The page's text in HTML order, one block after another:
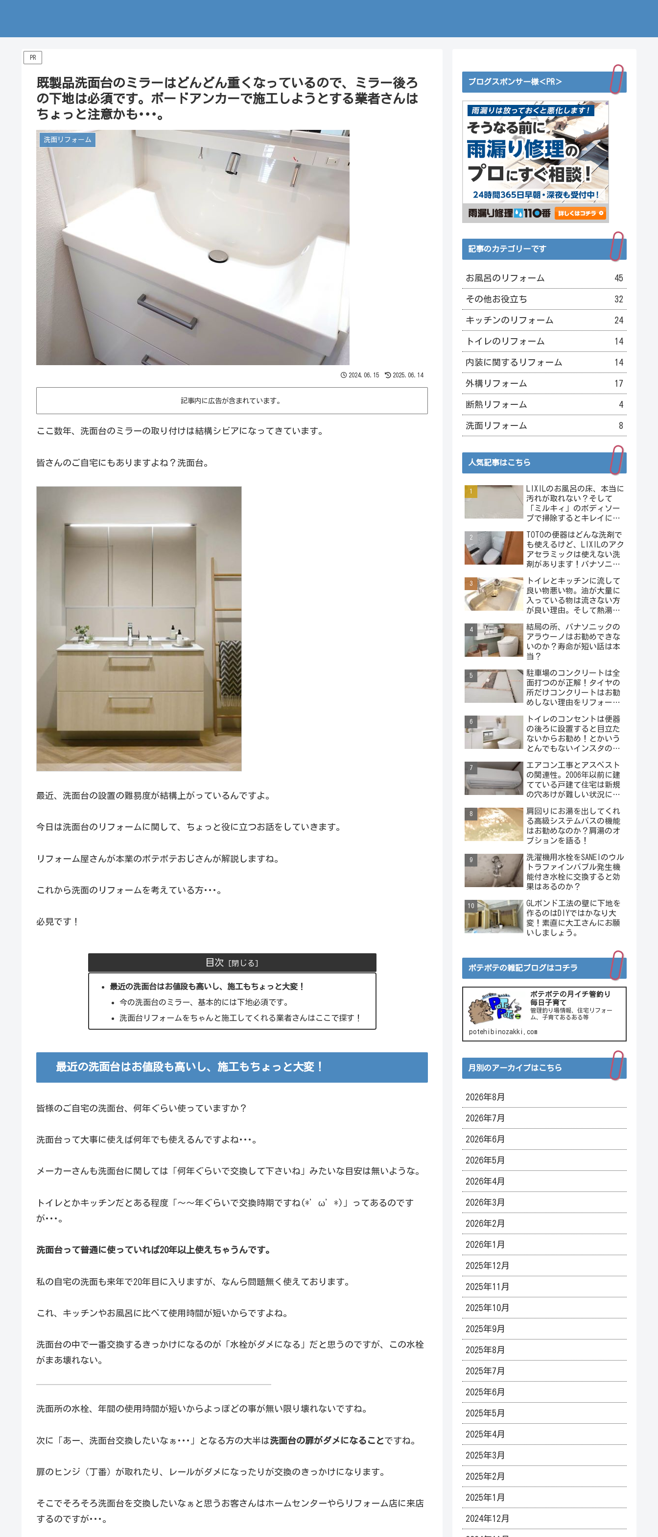
PR
既製品洗面台のミラーはどんどん重くなっているので、ミラー後ろ
の下地は必須です。ボードアンカーで施工しようとする業者さんは
ちょっと注意かも･･･。
洗面リフォーム
2024.06.15 2025.06.14
記事内に広告が含まれています。
ここ数年、洗面台のミラーの取り付けは結構シビアになってきています。
皆さんのご自宅にもありますよね？洗面台。
最近、洗面台の設置の難易度が結構上がっているんですよ。
今日は洗面台のリフォームに関して、ちょっと役に立つお話をしていきます。
リフォーム屋さんが本業のポテポテおじさんが解説しますね。
これから洗面のリフォームを考えている方･･･。
必見です！
目次
最近の洗面台はお値段も高いし、施工もちょっと大変！
今の洗面台のミラー、基本的には下地必須です。
洗面台リフォームをちゃんと施工してくれる業者さんはここで探す！
最近の洗面台はお値段も高いし、施工もちょっと大変！
皆様のご自宅の洗面台、何年ぐらい使っていますか？
洗面台って大事に使えば何年でも使えるんですよね･･･。
メーカーさんも洗面台に関しては「何年ぐらいで交換して下さいね」みたいな目安は無いような。
トイレとかキッチンだとある程度「～～年ぐらいで交換時期ですね(*’ω’*)」ってあるのです
が･･･。
洗面台って普通に使っていれば20年以上使えちゃうんです。
私の自宅の洗面も来年で20年目に入りますが、なんら問題無く使えております。
これ、キッチンやお風呂に比べて使用時間が短いからですよね。
洗面台の中で一番交換するきっかけになるのが「水栓がダメになる」だと思うのですが、この水栓
がまあ壊れない。
洗面所の水栓、年間の使用時間が短いからよっぽどの事が無い限り壊れないですね。
次に「あー、洗面台交換したいなぁ･･･」となる方の大半は洗面台の扉がダメになることですね。
扉のヒンジ（丁番）が取れたり、レールがダメになったりが交換のきっかけになります。
そこでそろそろ洗面台を交換したいなぁと思うお客さんはホームセンターやらリフォーム店に来店
するのですが･･･。
ブログスポンサー様＜PR＞
記事のカテゴリーです
お風呂のリフォーム 45
その他お役立ち 32
キッチンのリフォーム 24
トイレのリフォーム 14
内装に関するリフォーム 14
外構リフォーム 17
断熱リフォーム 4
洗面リフォーム 8
人気記事はこちら
LIXILのお風呂の床、本当に
汚れが取れない？そして
「ミルキィ」のボディソー
プで掃除するとキレイにな
クの予感･･･。
TOTOの便器はどんな洗剤で
も使えるけど、LIXILのアク
アセラミックは使えない洗
剤があります！パナソニッ
洗剤が沢山！
トイレとキッチンに流して
良い物悪い物。油が大量に
入っている物は流さない方
が良い理由。そして熱湯は
結局の所、パナソニックの
アラウーノはお勧めできな
いのか？寿命が短い話は本
当？
駐車場のコンクリートは全
面打つのが正解！タイヤの
所だけコンクリートはお勧
めしない理由をリフォーム
トイレのコンセントは便器
の後ろに設置すると目立た
ないからお勧め！とかいう
とんでもないインスタの投
エアコン工事とアスベスト
の関連性。2006年以前に建
てている戸建て住宅は新規
の穴あけが難しい状況にな
ベストが入っている場合は
どうするの？
肩回りにお湯を出してくれ
る高級システムバスの機能
はお勧めなのか？肩湯のオ
プションを語る！
洗濯機用水栓をSANEIのウル
トラファインバブル発生機
能付き水栓に交換すると効
果はあるのか？
GLボンド工法の壁に下地を
作るのはDIYではかなり大
変！素直に大工さんにお願
いしましょう。
ポテポテの雑記ブログはコチラ
ポテポテの月イチ管釣り
毎日子育て
管理釣り場情報、住宅リフォー
ム、子育てあるある等
potehibinozakki.com
月別のアーカイブはこちら
2026年8月
2026年7月
2026年6月
2026年5月
2026年4月
2026年3月
2026年2月
2026年1月
2025年12月
2025年11月
2025年10月
2025年9月
2025年8月
2025年7月
2025年6月
2025年5月
2025年4月
2025年3月
2025年2月
2025年1月
2024年12月